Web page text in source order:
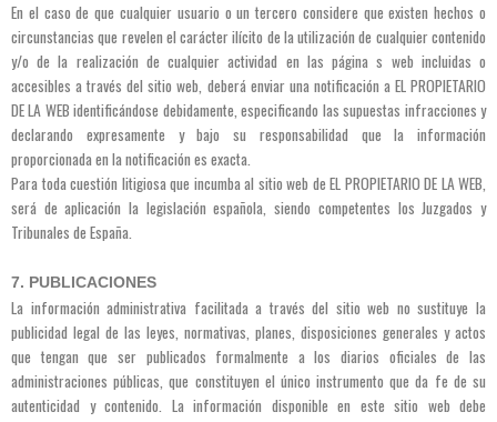
En el caso de que cualquier usuario o un tercero considere que existen hechos o
circunstancias que revelen el carácter ilícito de la utilización de cualquier contenido
y/o de la realización de cualquier actividad en las página s web incluidas o
accesibles a través del sitio web, deberá enviar una notificación a EL PROPIETARIO
DE LA WEB identificándose debidamente, especificando las supuestas infracciones y
declarando expresamente y bajo su responsabilidad que la información
proporcionada en la notificación es exacta.
Para toda cuestión litigiosa que incumba al sitio web de EL PROPIETARIO DE LA WEB,
será de aplicación la legislación española, siendo competentes los Juzgados y
Tribunales de España.
7. PUBLICACIONES
La información administrativa facilitada a través del sitio web no sustituye la
publicidad legal de las leyes, normativas, planes, disposiciones generales y actos
que tengan que ser publicados formalmente a los diarios oficiales de las
administraciones públicas, que constituyen el único instrumento que da fe de su
autenticidad y contenido. La información disponible en este sitio web debe